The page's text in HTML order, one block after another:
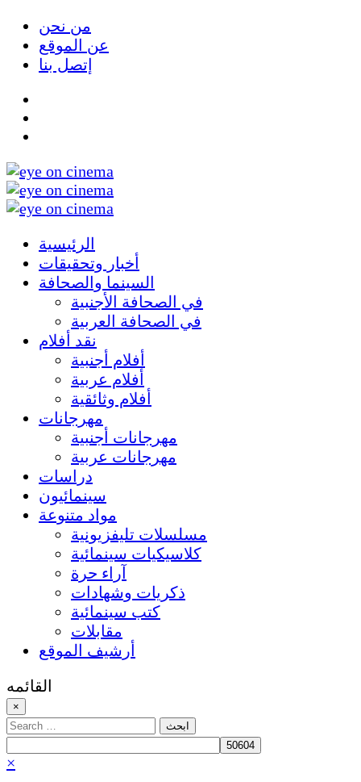
من نحن
عن الموقع
إتصل بنا
الرئيسية
أخبار وتحقيقات
السينما والصحافة
في الصحافة الأجنبية
في الصحافة العربية
نقد أفلام
أفلام أجنبية
أفلام عربية
أفلام وثائقية
مهرجانات
مهرجانات أجنبية
مهرجانات عربية
دراسات
سينمائيون
مواد متنوعة
مسلسلات تليفزيونية
كلاسيكيات سينمائية
آراء حرة
ذكريات وشهادات
كتب سينمائية
مقابلات
أرشيف الموقع
القائمه
×
Search
for:
×